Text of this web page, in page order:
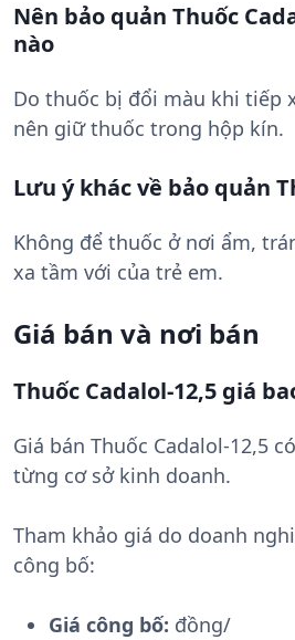
Nên bảo quản Thuốc
nào
Do thuốc bị đổi màu khi tiếp
nên giữ thuốc trong hộp kín.
Lưu ý khác về bảo quản
Không để thuốc ở nơi ẩm,
xa tầm với của trẻ em.
Giá bán và nơi bán
Thuốc Cadalol-12,5 giá
Giá bán Thuốc Cadalol-12,5
từng cơ sở kinh doanh.
Tham khảo giá do doanh
công bố:
Giá công bố: đồng/